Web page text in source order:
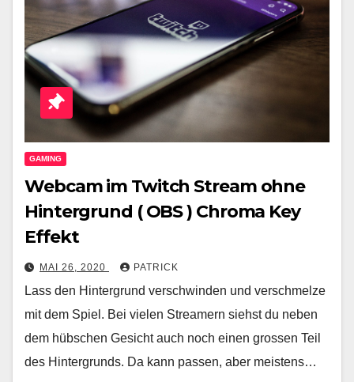
GAMING
Webcam im Twitch Stream ohne
Hintergrund ( OBS ) Chroma Key
Effekt
MAI 26, 2020 PATRICK
Lass den Hintergrund verschwinden und verschmelze
mit dem Spiel. Bei vielen Streamern siehst du neben
dem hübschen Gesicht auch noch einen grossen Teil
des Hintergrunds. Da kann passen, aber meistens…